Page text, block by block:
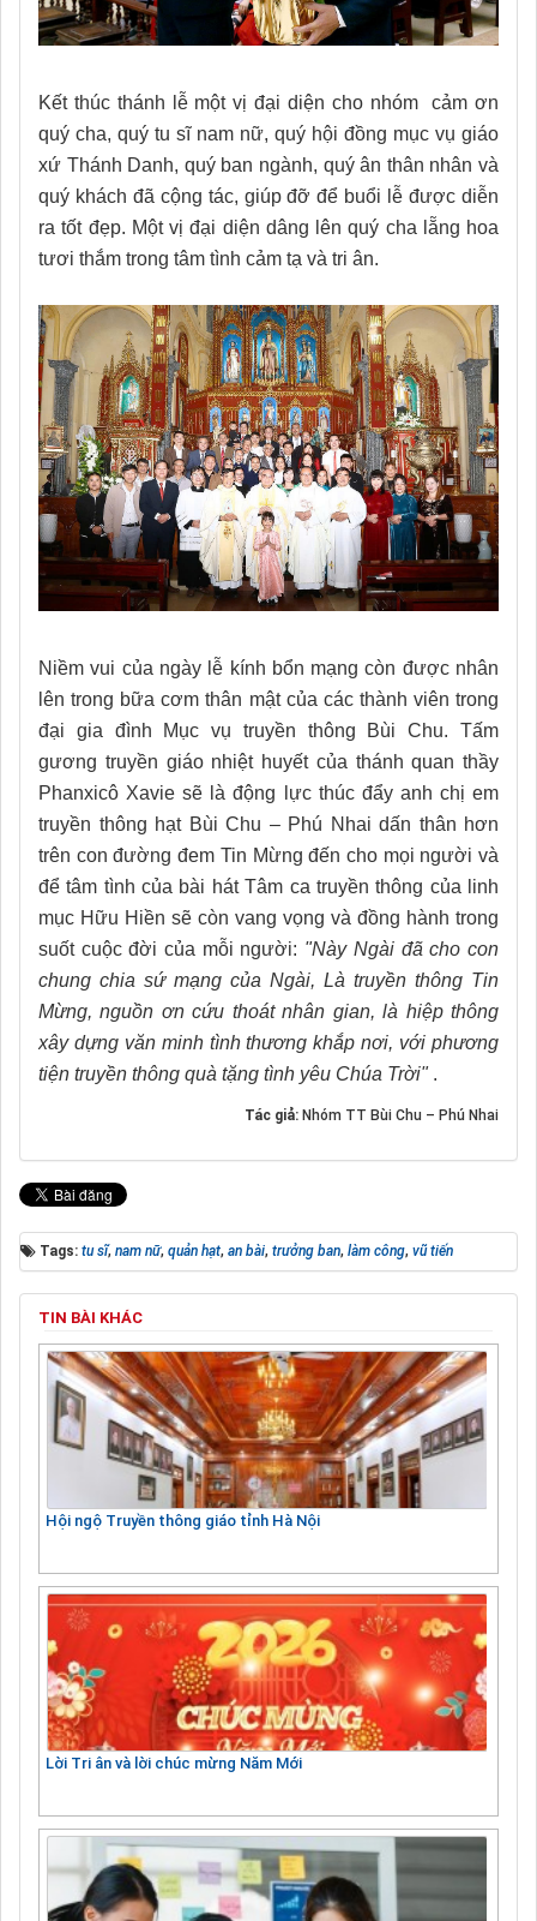
Kết thúc thánh lễ một vị đại diện cho nhóm cảm ơn
quý cha, quý tu sĩ nam nữ, quý hội đồng mục vụ giáo
xứ Thánh Danh, quý ban ngành, quý ân thân nhân và
quý khách đã cộng tác, giúp đỡ để buổi lễ được diễn
ra tốt đẹp. Một vị đại diện dâng lên quý cha lẵng hoa
tươi thắm trong tâm tình cảm tạ và tri ân.
Niềm vui của ngày lễ kính bổn mạng còn được nhân
lên trong bữa cơm thân mật của các thành viên trong
đại gia đình Mục vụ truyền thông Bùi Chu. Tấm
gương truyền giáo nhiệt huyết của thánh quan thầy
Phanxicô Xavie sẽ là động lực thúc đẩy anh chị em
truyền thông hạt Bùi Chu – Phú Nhai dấn thân hơn
trên con đường đem Tin Mừng đến cho mọi người và
để tâm tình của bài hát Tâm ca truyền thông của linh
mục Hữu Hiền sẽ còn vang vọng và đồng hành trong
suốt cuộc đời của mỗi người: "Này Ngài đã cho con
chung chia sứ mạng của Ngài, Là truyền thông Tin
Mừng, nguồn ơn cứu thoát nhân gian, là hiệp thông
xây dựng văn minh tình thương khắp nơi, với phương
tiện truyền thông quà tặng tình yêu Chúa Trời".
Tác giả: Nhóm TT Bùi Chu – Phú Nhai
Tags: tu sĩ, nam nữ, quản hạt, an bài, trưởng ban, làm công, vũ tiến
TIN BÀI KHÁC
Hội ngộ Truyền thông giáo tỉnh Hà Nội
Lời Tri ân và lời chúc mừng Năm Mới